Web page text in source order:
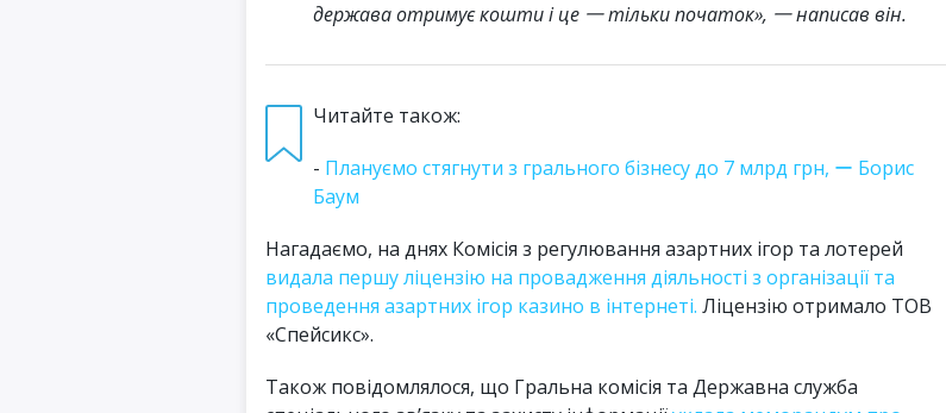
держава отримує кошти і це 一 тільки початок», 一 написав він.
Читайте також:
- Плануємо стягнути з грального бізнесу до 7 млрд грн, ー Борис
Баум
Нагадаємо, на днях Комісія з регулювання азартних ігор та лотерей
видала першу ліцензію на провадження діяльності з організації та
проведення азартних ігор казино в інтернеті. Ліцензію отримало ТОВ
«Спейсикс».
Також повідомлялося, що Гральна комісія та Державна служба